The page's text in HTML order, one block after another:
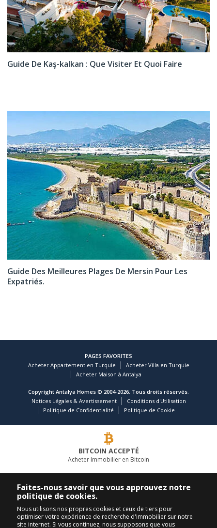
Guide De Kaş-kalkan : Que Visiter Et Quoi Faire
Guide Des Meilleures Plages De Mersin Pour Les
Expatriés.
PAGES FAVORITES
Acheter Appartement en Turquie
Acheter Villa en Turquie
Acheter Maison à Antalya
Copyright Antalya Homes © 2004-2026. Tous droits réservés.
Notices Légales & Avertissement
Conditions d'Utilisation
Politique de Confidentialité
Politique de Cookie
BITCOIN ACCEPTÉ
Acheter Immobilier en Bitcoin
COMPAGNIE IMMOBILIÈRE LEADER
APPELEZ-NOUS
+90 242 324 54 94
Faites-nous savoir que vous approuvez notre
politique de cookies.
Nous utilisons nos propres cookies et ceux de tiers pour
optimiser votre expérience de recherche d'immobilier sur notre
site internet. Si vous continuez, nous supposons que vous